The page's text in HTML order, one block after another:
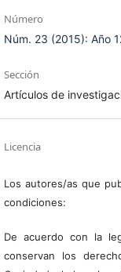
Número
Núm. 23 (2015): Año
Sección
Artículos de
Licencia
Los autores/as que
condiciones:
De acuerdo con la
conservan los